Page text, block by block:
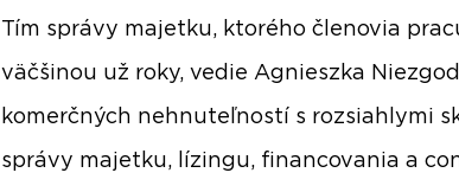
Tím správy majetku, ktorého členovia
väčšinou už roky, vedie Agnieszka
komerčných nehnuteľností s rozsiahlymi
správy majetku, lízingu, financovania a